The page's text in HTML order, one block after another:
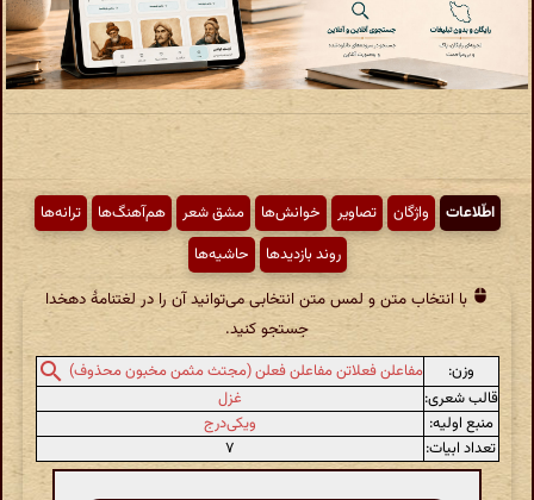
اطّلاعات واژگان تصاویر خوانش‌ها مشق شعر هم‌آهنگ‌ها
ترانه‌ها
روند بازدیدها
حاشیه‌ها
با انتخاب متن و لمس متن انتخابی می‌توانید آن را در لغتنامهٔ دهخدا
جستجو کنید.
وزن:
مفاعلن فعلاتن مفاعلن فعلن (مجتث مثمن مخبون محذوف)
قالب شعری:
غزل
منبع اولیه:
ویکی‌درج
تعداد ابیات:
۷